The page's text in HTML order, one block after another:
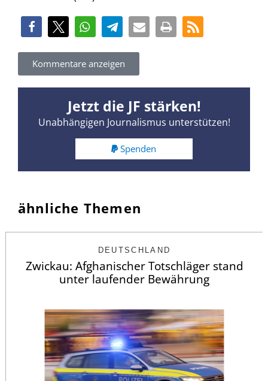
Kommentare anzeigen
Jetzt die JF stärken!
Unabhängigen Journalismus unterstützen!
Spenden
ähnliche Themen
DEUTSCHLAND
Zwickau: Afghanischer Totschläger stand
unter laufender Bewährung